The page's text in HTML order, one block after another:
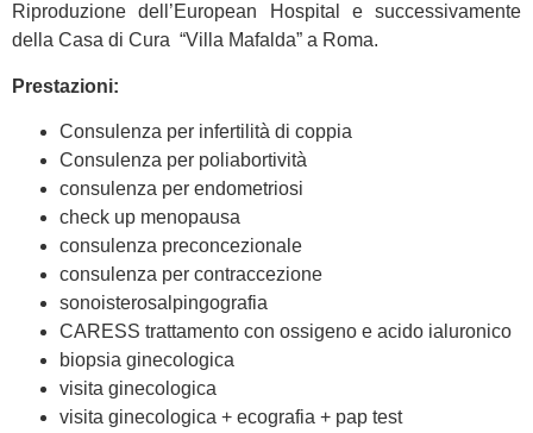
Riproduzione dell’European Hospital e successivamente
della Casa di Cura “Villa Mafalda” a Roma.
Prestazioni:
Consulenza per infertilità di coppia
Consulenza per poliabortività
consulenza per endometriosi
check up menopausa
consulenza preconcezionale
consulenza per contraccezione
sonoisterosalpingografia
CARESS trattamento con ossigeno e acido ialuronico
biopsia ginecologica
visita ginecologica
visita ginecologica + ecografia + pap test